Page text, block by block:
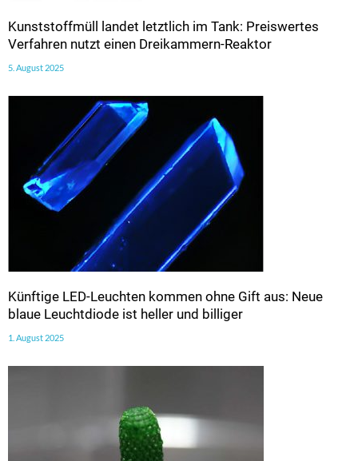
Kunststoffmüll landet letztlich im Tank: Preiswertes
Verfahren nutzt einen Dreikammern-Reaktor
5. August 2025
Künftige LED-Leuchten kommen ohne Gift aus: Neue
blaue Leuchtdiode ist heller und billiger
1. August 2025